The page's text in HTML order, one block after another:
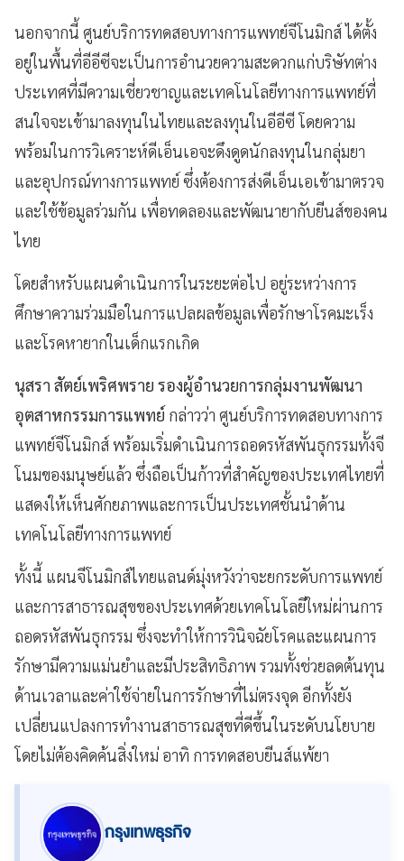
นอกจากนี้ ศูนย์บริการทดสอบทางการแพทย์จีโนมิกส์ ได้ตั้ง
อยู่ในพื้นที่อีอีซีจะเป็นการอำนวยความสะดวกแก่บริษัทต่าง
ประเทศที่มีความเชี่ยวชาญและเทคโนโลยีทางการแพทย์ที่
สนใจจะเข้ามาลงทุนในไทยและลงทุนในอีอีซี โดยความ
พร้อมในการวิเคราะห์ดีเอ็นเอจะดึงดูดนักลงทุนในกลุ่มยา
และอุปกรณ์ทางการแพทย์ ซึ่งต้องการส่งดีเอ็นเอเข้ามาตรวจ
และใช้ข้อมูลร่วมกัน เพื่อทดลองและพัฒนายากับยีนส์ของคน
ไทย
โดยสำหรับแผนดำเนินการในระยะต่อไป อยู่ระหว่างการ
ศึกษาความร่วมมือในการแปลผลข้อมูลเพื่อรักษาโรคมะเร็ง
และโรคหายากในเด็กแรกเกิด
นุสรา สัตย์เพริศพราย รองผู้อำนวยการกลุ่มงานพัฒนา
อุตสาหกรรมการแพทย์ กล่าวว่า ศูนย์บริการทดสอบทางการ
แพทย์จีโนมิกส์ พร้อมเริ่มดำเนินการถอดรหัสพันธุกรรมทั้งจี
โนมของมนุษย์แล้ว ซึ่งถือเป็นก้าวที่สำคัญของประเทศไทยที่
แสดงให้เห็นศักยภาพและการเป็นประเทศชั้นนำด้าน
เทคโนโลยีทางการแพทย์
ทั้งนี้ แผนจีโนมิกส์ไทยแลนด์มุ่งหวังว่าจะยกระดับการแพทย์
และการสาธารณสุขของประเทศด้วยเทคโนโลยีใหม่ผ่านการ
ถอดรหัสพันธุกรรม ซึ่งจะทำให้การวินิจฉัยโรคและแผนการ
รักษามีความแม่นยำและมีประสิทธิภาพ รวมทั้งช่วยลดต้นทุน
ด้านเวลาและค่าใช้จ่ายในการรักษาที่ไม่ตรงจุด อีกทั้งยัง
เปลี่ยนแปลงการทำงานสาธารณสุขที่ดีขึ้นในระดับนโยบาย
โดยไม่ต้องคิดค้นสิ่งใหม่ อาทิ การทดสอบยีนส์แพ้ยา
กรุงเทพธุรกิจ